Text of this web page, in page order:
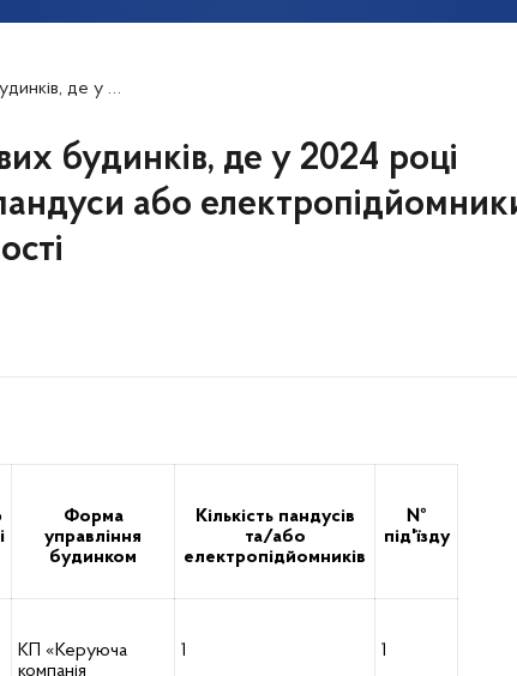
та інші елементи безбар'єрності
будинків, де у 2024 році
або
Форма
управління
будинком
Кількість пандусів
та/або
електропідйомників
№
під'їзду
КП «Керуюча
компанія
1 1